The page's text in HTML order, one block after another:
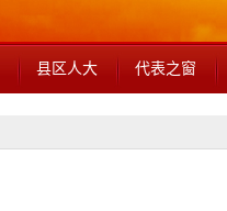
县区人大 代表之窗